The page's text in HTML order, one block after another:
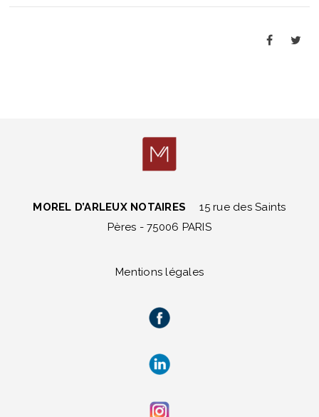
MOREL D’ARLEUX NOTAIRES
15 rue des Saints
Pères - 75006 PARIS
Mentions légales